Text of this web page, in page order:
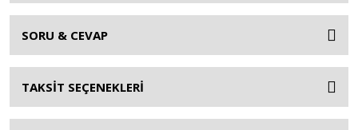
SORU & CEVAP
TAKSİT SEÇENEKLERİ